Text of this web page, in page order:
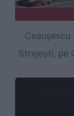
Ceaușescu
Strejești, pe